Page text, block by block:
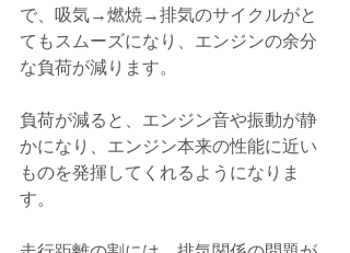
で、吸気→燃焼→排気のサイクルがと
てもスムーズになり、エンジンの余分
な負荷が減ります。
負荷が減ると、エンジン音や振動が静
かになり、エンジン本来の性能に近い
ものを発揮してくれるようになりま
す。